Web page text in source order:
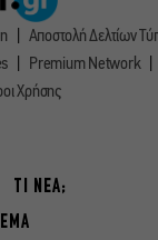
Αποστολή Δελτίων
Premium Network
Χρήσης
ΤΙ ΝΕΑ;